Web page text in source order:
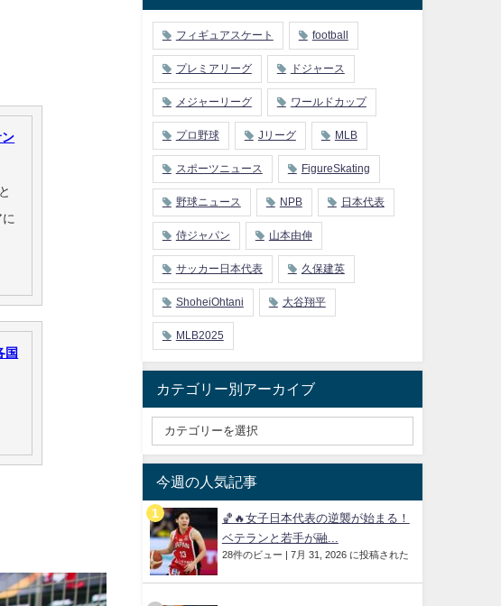
国
フィギュアスケート football
プレミアリーグ ドジャース
メジャーリーグ ワールドカップ
プロ野球 Jリーグ MLB
スポーツニュース FigureSkating
野球ニュース NPB 日本代表
侍ジャパン 山本由伸
サッカー日本代表 久保建英
ShoheiOhtani 大谷翔平
MLB2025
カテゴリー別アーカイブ
今週の人気記事
🏀🔥女子日本代表の逆襲が始まる！
ベテランと若手が融...
28件のビュー 7月 31, 2026 に投稿された